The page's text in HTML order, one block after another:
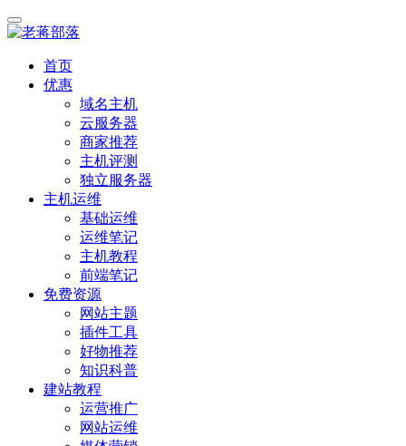
首页
优惠
域名主机
云服务器
商家推荐
主机评测
独立服务器
主机运维
基础运维
运维笔记
主机教程
前端笔记
免费资源
网站主题
插件工具
好物推荐
知识科普
建站教程
运营推广
网站运维